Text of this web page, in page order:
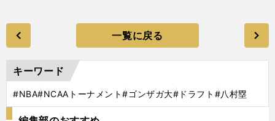
一覧に戻る
キーワード
#NBA#NCAAトーナメント#ゴンザガ大#ドラフト #八村塁